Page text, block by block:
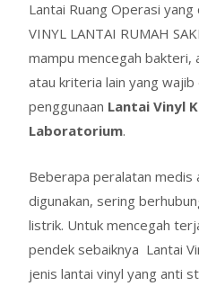
Lantai Ruang Operasi yang
VINYL LANTAI RUMAH
mampu mencegah
atau kriteria lain yang
penggunaan Lantai Vinyl
Laboratorium.
Beberapa peralatan medis
digunakan, sering
listrik. Untuk mencegah
pendek sebaiknya Lantai
jenis lantai vinyl yang anti